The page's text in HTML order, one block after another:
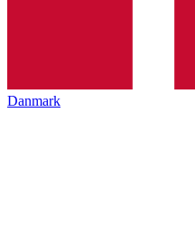
Danmark